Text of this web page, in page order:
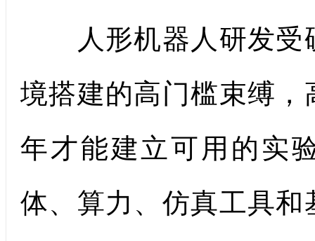
人形机器人研发受
境搭建的高门槛束缚
年才能建立可用的实
体、算力、仿真工具